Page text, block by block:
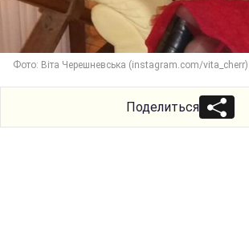
Фото: Віта Черешневська (instagram.com/vita_cherr)
Поделиться